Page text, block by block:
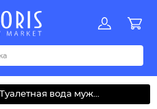
UVWYZАБВДЗИМОКЛНПРСТУФ
вода муж...